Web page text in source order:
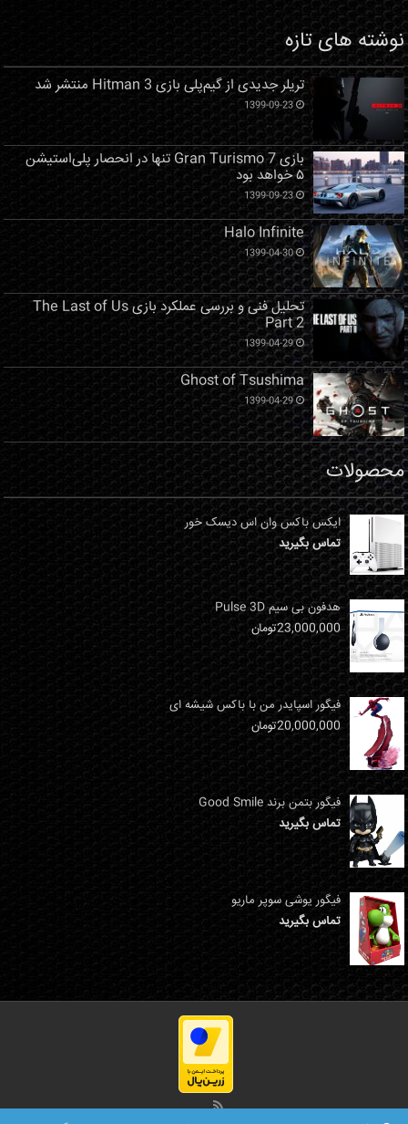
نوشته های تازه
تریلر جدیدی از گیم‌پلی بازی Hitman 3 منتشر شد
1399-09-23
بازی Gran Turismo 7 تنها در انحصار پلی‌استیشن
۵ خواهد بود
1399-09-23
Halo Infinite
1399-04-30
تحلیل فنی و بررسی عملکرد بازی The Last of Us
Part 2
1399-04-29
Ghost of Tsushima
1399-04-29
محصولات
ایکس باکس وان اس دیسک خور
تماس بگیرید
هدفون بی سیم Pulse 3D
23,000,000تومان
فیگور اسپایدر من با باکس شیشه ای
20,000,000تومان
فیگور بتمن برند Good Smile
تماس بگیرید
فیگور یوشی سوپر ماریو
تماس بگیرید